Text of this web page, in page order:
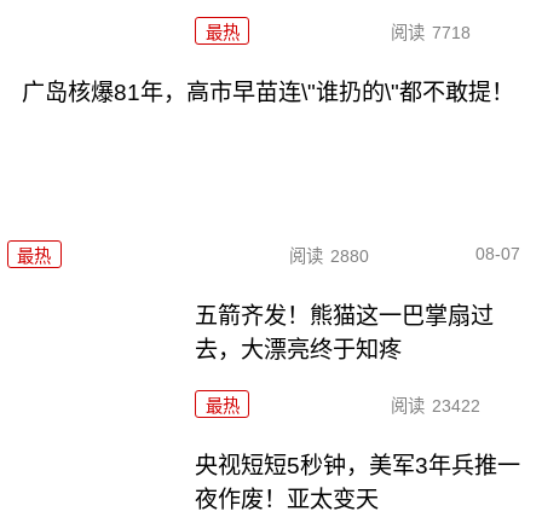
最热 阅读 7718
广岛核爆81年，高市早苗连\"谁扔的\"都不敢提！
最热 阅读 2880 08-07
五箭齐发！熊猫这一巴掌扇过
去，大漂亮终于知疼
最热 阅读 23422
央视短短5秒钟，美军3年兵推一
夜作废！亚太变天